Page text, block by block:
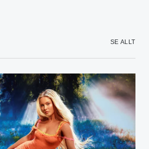
SE ALLT